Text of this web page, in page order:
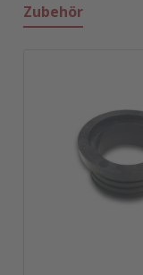
Zubehör